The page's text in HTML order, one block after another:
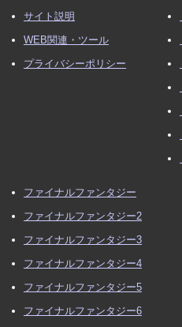
サイト説明
WEB関連・ツール
プライバシーポリシー
ファイナルファンタジー
ファイナルファンタジー2
ファイナルファンタジー3
ファイナルファンタジー4
ファイナルファンタジー5
ファイナルファンタジー6